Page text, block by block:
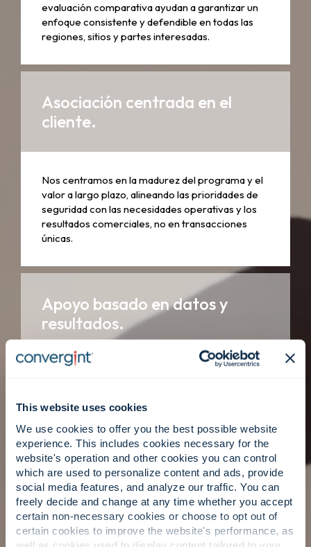
This website uses cookies
We use cookies to offer you the best possible website
experience. This includes cookies necessary for the
website's operation and other cookies you can control
which are used to personalize content and ads, provide
social media features, and analyze our traffic. You can
freely decide and change at any time whether you accept
certain non-necessary cookies or choose to opt out of
certain cookies to improve the website's performance, as
evaluación comparativa ayudan a garantizar un
enfoque consistente y defendible en todas las
regiones, sitios y partes interesadas.
Asociación centrada en el
cliente.
Nos centramos en la madurez del programa y el
valor a largo plazo, alineando las prioridades de
seguridad con las necesidades operativas y los
resultados comerciales, no en transacciones
únicas.
Apoyo basado en datos y
resultados.
mayor responsabilidad y una mejor toma de
decisiones a lo largo del tiempo.
La gente primero: asesores de
confianza.